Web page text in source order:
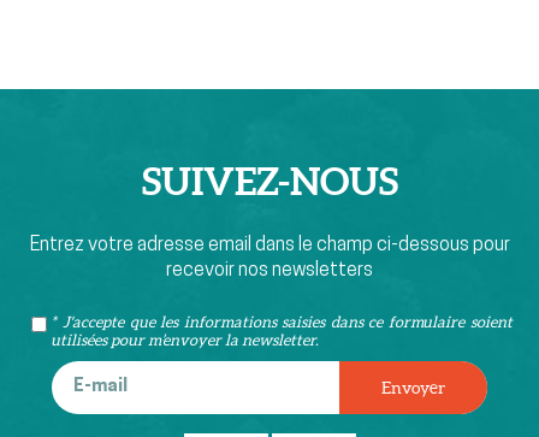
SUIVEZ-NOUS
Entrez votre adresse email dans le champ ci-dessous pour
recevoir nos newsletters
* J'accepte que les informations saisies dans ce formulaire soient
utilisées pour m’envoyer la newsletter.